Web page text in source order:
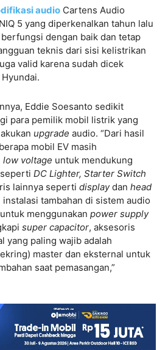
audio Cartens Audio
5 yang diperkenalkan tahun lalu
dengan baik dan tetap
teknis dari sisi kelistrikan
valid karena sudah dicek
Eddie Soesanto sedikit
para pemilik mobil listrik yang
upgrade audio. “Dari hasil
mobil EV masih
low voltage untuk mendukung
DC Lighter, Starter Switch
lainnya seperti displaydan head
instalasi tambahan di sistem audio
menggunakan power supply
super capacitor, aksesoris
yang paling wajib adalah
master dan eksternal untuk
saat pemasangan,”